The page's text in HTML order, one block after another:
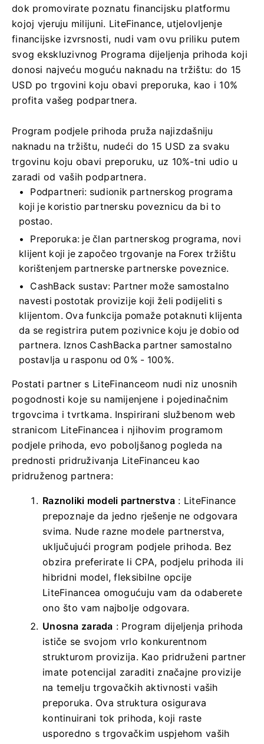
dok promovirate poznatu financijsku platformu
kojoj vjeruju milijuni. LiteFinance, utjelovljenje
financijske izvrsnosti, nudi vam ovu priliku putem
svog ekskluzivnog Programa dijeljenja prihoda koji
donosi najveću moguću naknadu na tržištu: do 15
USD po trgovini koju obavi preporuka, kao i 10%
profita vašeg podpartnera.
Program podjele prihoda pruža najizdašniju
naknadu na tržištu, nudeći do 15 USD za svaku
trgovinu koju obavi preporuku, uz 10%-tni udio u
zaradi od vaših podpartnera.
Podpartneri: sudionik partnerskog programa
koji je koristio partnersku poveznicu da bi to
postao.
Preporuka: je član partnerskog programa, novi
klijent koji je započeo trgovanje na Forex tržištu
korištenjem partnerske partnerske poveznice.
CashBack sustav: Partner može samostalno
navesti postotak provizije koji želi podijeliti s
klijentom. Ova funkcija pomaže potaknuti klijenta
da se registrira putem pozivnice koju je dobio od
partnera. Iznos CashBacka partner samostalno
postavlja u rasponu od 0% - 100%.
Postati partner s LiteFinanceom nudi niz unosnih
pogodnosti koje su namijenjene i pojedinačnim
trgovcima i tvrtkama. Inspirirani službenom web
stranicom LiteFinancea i njihovim programom
podjele prihoda, evo poboljšanog pogleda na
prednosti pridruživanja LiteFinanceu kao
pridruženog partnera:
Raznoliki modeli partnerstva: LiteFinance
prepoznaje da jedno rješenje ne odgovara
svima. Nude razne modele partnerstva,
uključujući program podjele prihoda. Bez
obzira preferirate li CPA, podjelu prihoda ili
hibridni model, fleksibilne opcije
LiteFinancea omogućuju vam da odaberete
ono što vam najbolje odgovara.
Unosna zarada : Program dijeljenja prihoda
ističe se svojom vrlo konkurentnom
strukturom provizija. Kao pridruženi partner
imate potencijal zaraditi značajne provizije
na temelju trgovačkih aktivnosti vaših
preporuka. Ova struktura osigurava
kontinuirani tok prihoda, koji raste
usporedno s trgovačkim uspjehom vaših